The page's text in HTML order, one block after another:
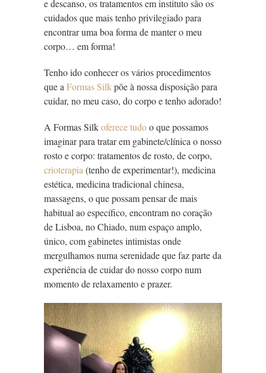
e descanso, os tratamentos em instituto são os
cuidados que mais tenho privilegiado para
encontrar uma boa forma de manter o meu
corpo… em forma!
Tenho ido conhecer os vários procedimentos
que aFormas Silkpõe à nossa disposição para
cuidar, no meu caso, do corpo e tenho adorado!
A Formas Silkoferece tudoo que possamos
imaginar para tratar em gabinete/clínica o nosso
rosto e corpo: tratamentos de rosto, de corpo,
crioterapia(tenho de experimentar!), medicina
estética, medicina tradicional chinesa,
massagens, o que possam pensar de mais
habitual ao específico, encontram no coração
de Lisboa, no Chiado, num espaço amplo,
único, com gabinetes intimistas onde
mergulhamos numa serenidade que faz parte da
experiência de cuidar do nosso corpo num
momento de relaxamento e prazer.